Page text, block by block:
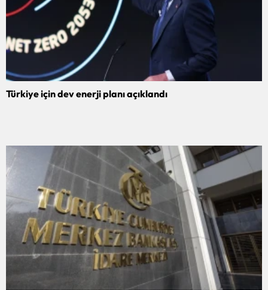
Türkiye için dev enerji planı açıklandı